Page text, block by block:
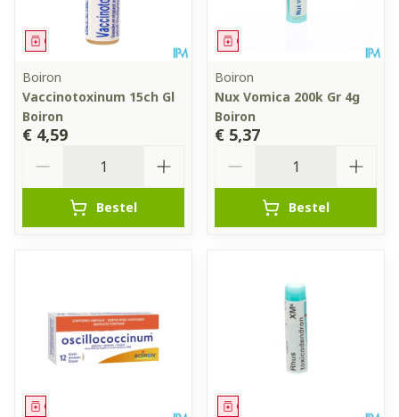
Geneesmiddel
Boiron
Vaccinotoxinum 15ch Gl
Boiron
€ 4,59
Bestel
Geneesmiddel
Boiron
Nux Vomica 200k Gr 4g
Boiron
€ 5,37
Bestel
Geneesmiddel Geneesmiddel